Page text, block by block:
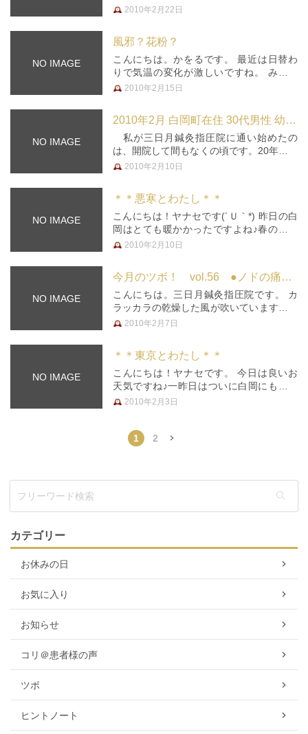
ができました！ 思い起こせば…2年前でし
ーと思ったものの、 久喜まで…
2010年2月22日
NO IMAGE
風邪？花粉？
こんにちは。かをるです。 最近は日替わ
りで気温の変化が激しいですね。 みなさ
んは体調崩していませんか？ 私は、昨日
か、こ、これは風邪？ま、まさか…
2010年2月15日
NO IMAGE
2010年2月 白岡町在住 30代男性 幼稚園教諭
私が三日月鍼灸指圧院に通い始めたの
は、開院して間もなくの頃です。20年ほど
腰痛に悩まされていたところ、身近に入り
す。 それまでお灸の経験はあ…
2010年2月10日
NO IMAGE
＊＊悪寒とわたし＊＊
こんにちは！ヤナセです(´Ｕ｀*) 昨日の白
岡はとても暖かかったですよね♪春の陽気
でした。このまま暖かいと良いなぁなんて
っぽいなって思う日…
2010年2月10日
NO IMAGE
今月のツボ！ vol.56 ●ノドの痛み●
こんにちは。三日月鍼灸指圧院です。 カ
ラッカラの乾燥した風が吹いていますね。
毎日のように消防車が乾燥注意報を呼びか
ることも… 痛くなったらこの…
2010年2月7日
NO IMAGE
＊＊東京とわたし＊＊
こんにちは！ヤナセです。 今日は良いお
天気ですね♪一昨日はついに白岡にも雪が
降りましたね！！お正月新潟で１階が埋ま
くて寒くてやっぱり今日みたいな…
2010年2月3日
1 2
カテゴリー
お休みの日
お気に入り
お知らせ
コリ＠患者様の声
ツボ
ヒントノート